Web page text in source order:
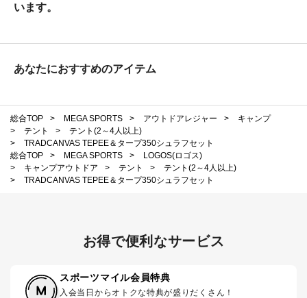
います。
あなたにおすすめのアイテム
総合TOP > MEGA SPORTS > アウトドアレジャー >
キャンプ
>
テント >
テント(2～4人以上)
>
TRADCANVAS TEPEE＆タープ350シュラフセット
総合TOP
> MEGA SPORTS >
LOGOS(ロゴス)
>
キャンプアウトドア > テント >
テント(2～4人以上)
>
TRADCANVAS TEPEE＆タープ350シュラフセット
お得で便利なサービス
スポーツマイル会員特典
入会当日からオトクな特典が盛りだくさん！